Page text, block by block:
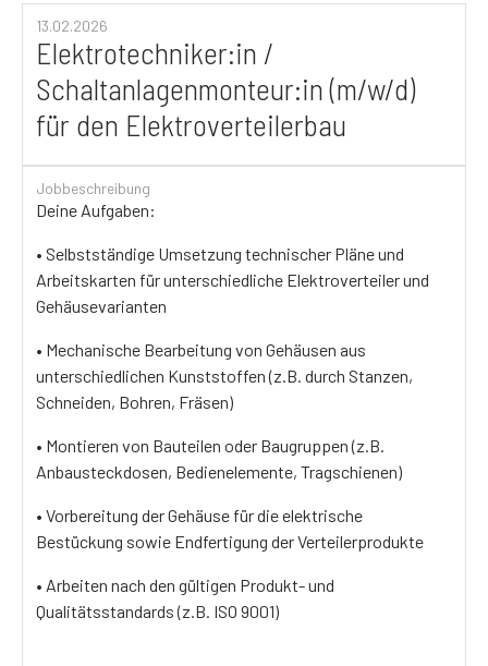
13.02.2026
Elektrotechniker:in /
Schaltanlagenmonteur:in (m/w/d)
für den Elektroverteilerbau
Jobbeschreibung
Deine Aufgaben:
• Selbstständige Umsetzung technischer Pläne und
Arbeitskarten für unterschiedliche Elektroverteiler und
Gehäusevarianten
• Mechanische Bearbeitung von Gehäusen aus
unterschiedlichen Kunststoffen (z.B. durch Stanzen,
Schneiden, Bohren, Fräsen)
• Montieren von Bauteilen oder Baugruppen (z.B.
Anbausteckdosen, Bedienelemente, Tragschienen)
• Vorbereitung der Gehäuse für die elektrische
Bestückung sowie Endfertigung der Verteilerprodukte
• Arbeiten nach den gültigen Produkt- und
Qualitätsstandards (z.B. ISO 9001)